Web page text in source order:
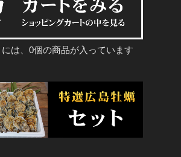
は、0個の商品が入っています